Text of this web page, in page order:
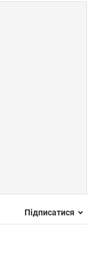
Підписатися